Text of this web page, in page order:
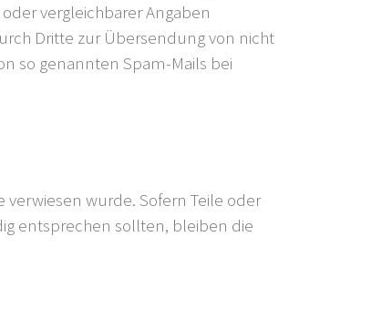
vergleichbarer Angaben
Dritte zur Übersendung von nicht
so genannten Spam-Mails bei
wurde. Sofern Teile oder
entsprechen sollten, bleiben die